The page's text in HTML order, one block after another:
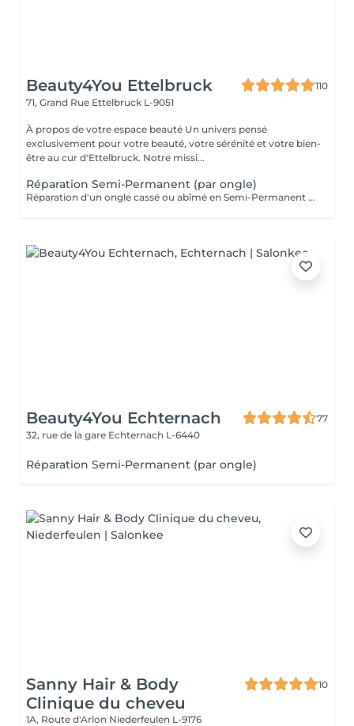
Beauty4You Ettelbruck
110
71, Grand Rue Ettelbruck L-9051
À propos de votre espace beauté Un univers pensé
exclusivement pour votre beauté, votre sérénité et votre bien-
être au cur d'Ettelbruck. Notre missi...
Réparation Semi-Permanent (par ongle)
Réparation d'un ongle cassé ou abîmé en Semi-Permanent afin de restaurer sa forme, sa solidité et son esthétique. Ce service est réalisé uniquement sur les ongles nécessitant une réparation.
Beauty4You Echternach
77
32, rue de la gare Echternach L-6440
Réparation Semi-Permanent (par ongle)
Sanny Hair & Body
Clinique du cheveu
10
1A, Route d'Arlon Niederfeulen L-9176